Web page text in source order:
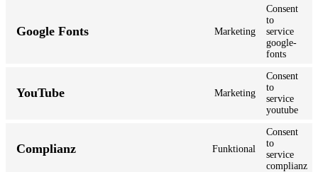
Google Fonts Marketing
Consent
to
service
google-
fonts
YouTube Marketing
Consent
to
service
youtube
Complianz Funktional
Consent
to
service
complianz